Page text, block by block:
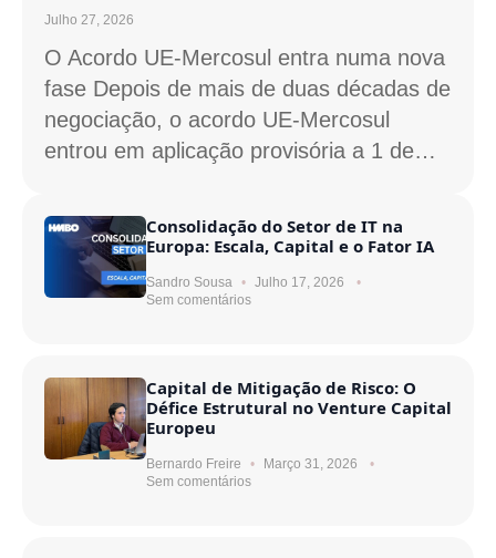
Julho 27, 2026
O Acordo UE-Mercosul entra numa nova
fase Depois de mais de duas décadas de
negociação, o acordo UE-Mercosul
entrou em aplicação provisória a 1 de…
Consolidação do Setor de IT na
Europa: Escala, Capital e o Fator IA
Sandro Sousa
Julho 17, 2026
Sem comentários
Capital de Mitigação de Risco: O
Défice Estrutural no Venture Capital
Europeu
Bernardo Freire
Março 31, 2026
Sem comentários